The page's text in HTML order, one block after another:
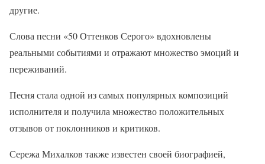
другие.
Слова песни «50 Оттенков Серого» вдохновлены
реальными событиями и отражают множество эмоций и
переживаний.
Песня стала одной из самых популярных композиций
исполнителя и получила множество положительных
отзывов от поклонников и критиков.
Сережа Михалков также известен своей биографией,